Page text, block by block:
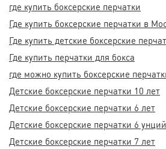
где купить боксерские перчатки
Где купить боксерские перчатки в
Где купить детские боксерские
Где купить перчатки для бокса
где можно купить боксерские
Детские боксерские перчатки 10 лет
Детские боксерские перчатки 6 лет
Детские боксерские перчатки 6 унций
Детские боксерские перчатки 7 лет